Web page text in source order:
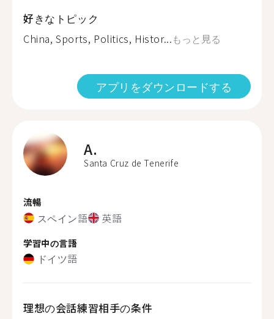
好きなトピック
China, Sports, Politics, Histor...もっと見る
アプリをダウンロードする
A.
Santa Cruz de Tenerife
流暢
スペイン語 英語
学習中の言語
ドイツ語
理想の会話練習相手の条件